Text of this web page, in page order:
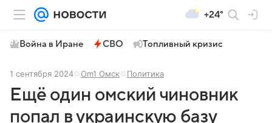
+24°
Война в Иране СВО Топливный кризис
1 сентября 2024 Om1 Омск Политика
Ещё один омский чиновник
попал в украинскую базу